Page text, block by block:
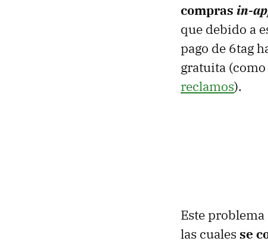
compras in-
que debido a
pago de 6tag
gratuita
reclamos).
Este
las cuales se